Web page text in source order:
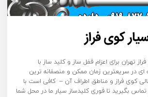
کوی فراز
تهران برای اعزام قفل ساز و کلید ساز با
ای در سریعترین زمان ممکن و منصفانه ترین
کوی فراز و مناطق اطراف آن – کافی است با
شماره ۰۹۱۹۸۷۷۵۴۵۸ تماس بگیرید تا فوری کلیدساز سیار ما در محل شما